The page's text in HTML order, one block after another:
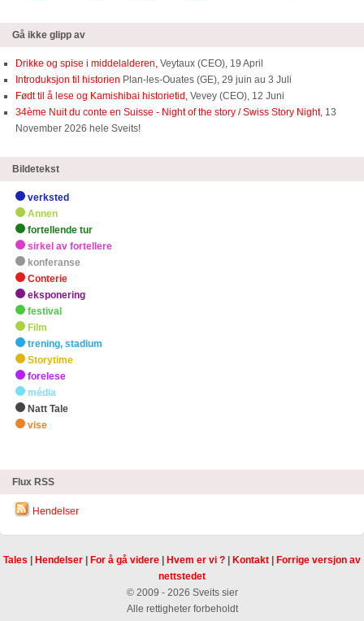
Gå ikke glipp av
Drikke og spise i middelalderen, Veytaux (CEO), 19 April
Introduksjon til historien Plan-les-Ouates (GE), 29 juin au 3 Juli
Født til å lese og Kamishibai historietid, Vevey (CEO), 12 Juni
34ème Nuit du conte en Suisse - Night of the story / Swiss Story Night, 13
November 2026 hele Sveits!
Bildetekst
verksted
Annen
fortellende tur
sirkel av fortellere
konferanse
Conterie
eksponering
festival
Film
trening, stadium
Storytime
forelese
média
Natt Tale
vise
Flux RSS
Hendelser
Tales Hendelser For å gå videre Hvem er vi ? Kontakt
Forrige versjon av
nettstedet
© 2009 - 2026 Sveits sier
Alle rettigheter forbeholdt